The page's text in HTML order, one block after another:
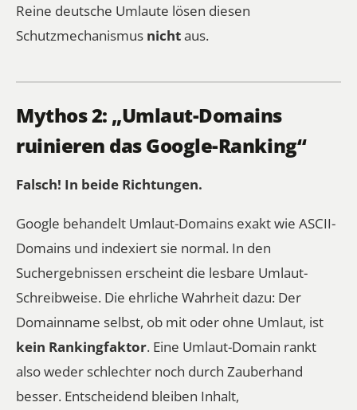
Reine deutsche Umlaute lösen diesen
Schutzmechanismus nichtaus.
Mythos 2: „Umlaut-Domains
ruinieren das Google-Ranking“
Falsch! In beide Richtungen.
Google behandelt Umlaut-Domains exakt wie ASCII-
Domains und indexiert sie normal. In den
Suchergebnissen erscheint die lesbare Umlaut-
Schreibweise. Die ehrliche Wahrheit dazu: Der
Domainname selbst, ob mit oder ohne Umlaut, ist
kein Rankingfaktor. Eine Umlaut-Domain rankt
also weder schlechter noch durch Zauberhand
besser. Entscheidend bleiben Inhalt,